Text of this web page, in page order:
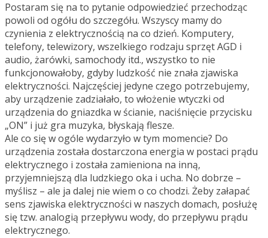
Postaram się na to pytanie odpowiedzieć przechodząc
powoli od ogółu do szczegółu. Wszyscy mamy do
czynienia z elektrycznością na co dzień. Komputery,
telefony, telewizory, wszelkiego rodzaju sprzęt AGD i
audio, żarówki, samochody itd., wszystko to nie
funkcjonowałoby, gdyby ludzkość nie znała zjawiska
elektryczności. Najczęściej jedyne czego potrzebujemy,
aby urządzenie zadziałało, to włożenie wtyczki od
urządzenia do gniazdka w ścianie, naciśnięcie przycisku
„ON” i już gra muzyka, błyskają flesze.
Ale co się w ogóle wydarzyło w tym momencie? Do
urządzenia została dostarczona energia w postaci prądu
elektrycznego i została zamieniona na inną,
przyjemniejszą dla ludzkiego oka i ucha. No dobrze –
myślisz – ale ja dalej nie wiem o co chodzi. Żeby załapać
sens zjawiska elektryczności w naszych domach, posłużę
się tzw. analogią przepływu wody, do przepływu prądu
elektrycznego.